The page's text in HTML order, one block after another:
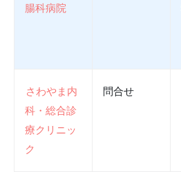
腸科病院
さわやま内
科・総合診
療クリニッ
ク
問合せ